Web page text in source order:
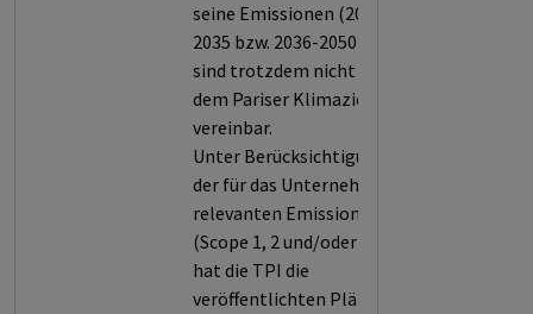
seine Emissionen (2029-
2035 bzw. 2036-2050)
sind trotzdem nicht mit
dem Pariser Klimaziel
vereinbar.
Unter Berücksichtigung
der für das Unternehmen
relevanten Emissionen
(Scope 1, 2 und/oder 3)
hat die TPI die
veröffentlichten Pläne